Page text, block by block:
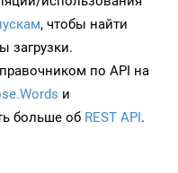
, чтобы найти
загрузки.
по API на
и
больше об REST API.